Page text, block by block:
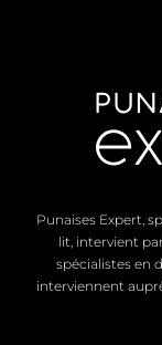
Punaises Expert,
lit, intervient
spécialistes en
interviennent